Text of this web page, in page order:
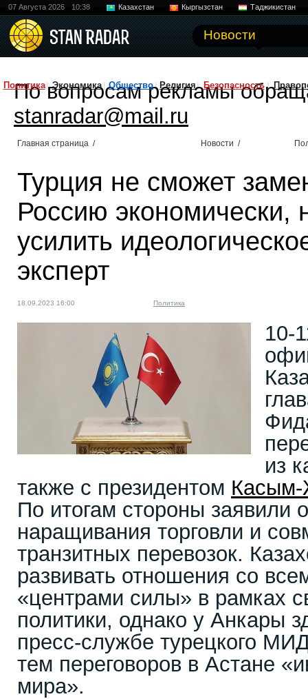
07 Августа 2026 10:38 Казахстан Кыргызстан Таджикистан
Новости
Политика Экономика Общество Религия Безопасность
По вопросам рекламы
stanradar@mail.ru
Главная страница / Новости /
Турция не сможет
Россию экономически,
усилить
эксперт
18.09.2023 16:00 Политика
10-
из
также с президентом
По итогам стороны заявили
наращивания торговли и
транзитных перевозок.
развивать отношения со
«центрами силы» в рамках
политики, однако у Анкары
пресс-службе турецкого
тем переговоров в Астане
мира».